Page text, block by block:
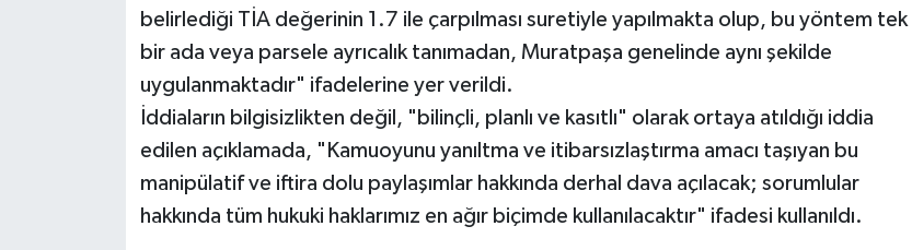
belirlediği TİA değerinin 1.7 ile çarpılması suretiyle yapılmakta olup, bu yöntem tek
bir ada veya parsele ayrıcalık tanımadan, Muratpaşa genelinde aynı şekilde
uygulanmaktadır" ifadelerine yer verildi.
İddiaların bilgisizlikten değil, "bilinçli, planlı ve kasıtlı" olarak ortaya atıldığı iddia
edilen açıklamada, "Kamuoyunu yanıltma ve itibarsızlaştırma amacı taşıyan bu
manipülatif ve iftira dolu paylaşımlar hakkında derhal dava açılacak; sorumlular
hakkında tüm hukuki haklarımız en ağır biçimde kullanılacaktır" ifadesi kullanıldı.